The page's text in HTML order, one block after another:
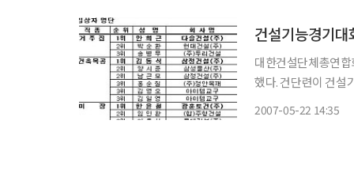
건설기능경기대
대한건설단체총연
했다. 건단련이 건설기능인의 자긍심을 고취하고 우수한 건설 기능인력의 양성을 촉진하기
2007-05-22 14:35